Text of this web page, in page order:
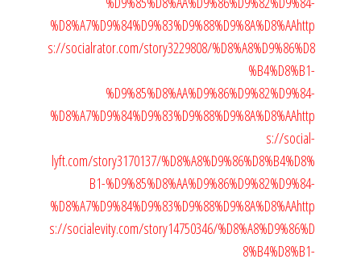
%D8%A7%D9%84%D9%83%D9%88%D9%8A%D8%AAhttp
s://socialrator.com/story3229808/%D8%A8%D9%86%D8
%B4%D8%B1-
%D9%85%D8%AA%D9%86%D9%82%D9%84-
%D8%A7%D9%84%D9%83%D9%88%D9%8A%D8%AAhttp
s://social-
lyft.com/story3170137/%D8%A8%D9%86%D8%B4%D8%
B1-%D9%85%D8%AA%D9%86%D9%82%D9%84-
%D8%A7%D9%84%D9%83%D9%88%D9%8A%D8%AAhttp
s://socialevity.com/story14750346/%D8%A8%D9%86%D
8%B4%D8%B1-